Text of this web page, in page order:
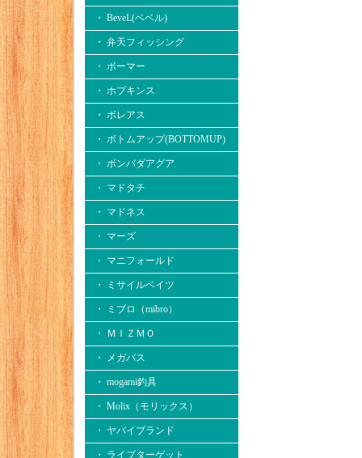
・ BeveL(ベベル)
・ 弁天フィッシング
・ ボーマー
・ ホプキンス
・ ボレアス
・ ボトムアップ(BOTTOMUP)
・ ボンバダアグア
・ マドタチ
・ マドネス
・ マーズ
・ マニフォールド
・ ミサイルベイツ
・ ミブロ（mibro）
・ ＭＩＺＭＯ
・ メガバス
・ mogami釣具
・ Molix（モリックス）
・ ヤバイブランド
・ ライブターゲット